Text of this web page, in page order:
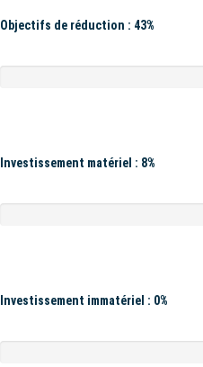
Objectifs de réduction : 43%
Investissement matériel : 8%
Investissement immatériel : 0%